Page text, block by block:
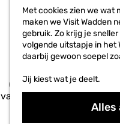
Met cookies zien we wat
maken we Visit Wadden
gebruik. Zo krijg je
volgende uitstapje in het
daarbij gewoon soepel
Jij kiest wat je deelt.
Alles
a
Of je nu op de
van Noord-Holland,
heeft een ruime